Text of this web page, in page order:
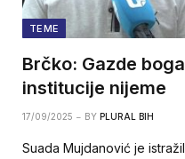
TEME
Brčko: Gazde
institucije nijeme
17/09/2025 BY PLURAL BIH
Suada Mujdanović je